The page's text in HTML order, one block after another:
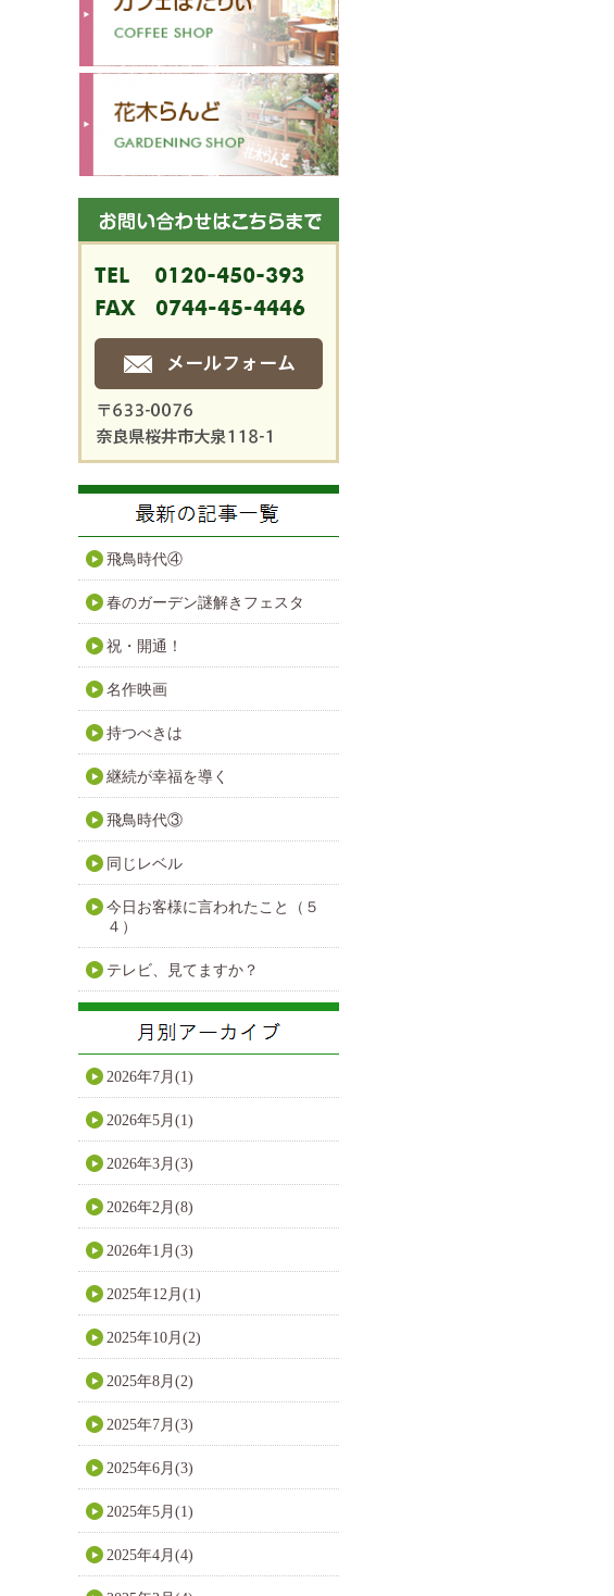
飛鳥時代④
春のガーデン謎解きフェスタ
祝・開通！
名作映画
持つべきは
継続が幸福を導く
飛鳥時代③
同じレベル
今日お客様に言われたこと（５
４）
テレビ、見てますか？
2026年7月(1)
2026年5月(1)
2026年3月(3)
2026年2月(8)
2026年1月(3)
2025年12月(1)
2025年10月(2)
2025年8月(2)
2025年7月(3)
2025年6月(3)
2025年5月(1)
2025年4月(4)